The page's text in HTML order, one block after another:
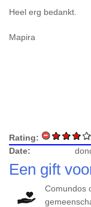
Heel erg bedankt.
Mapira
Rating:
Date:
Een gift
Comundos